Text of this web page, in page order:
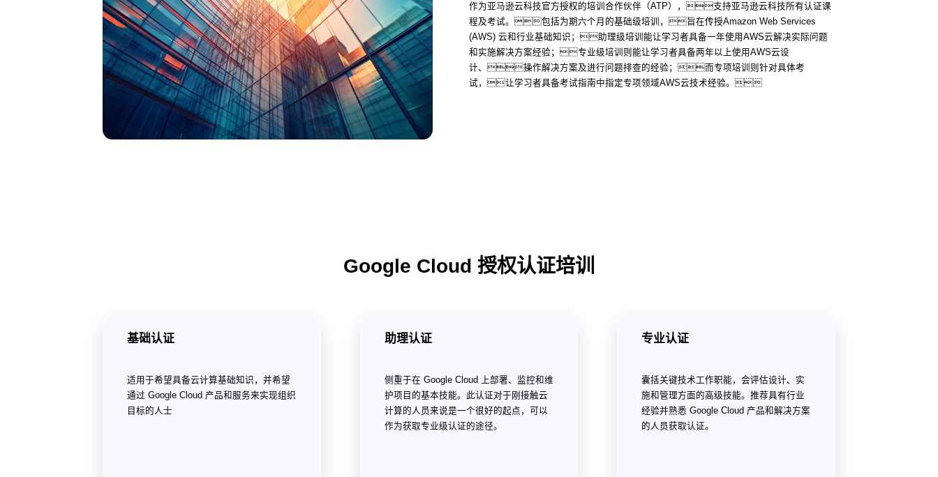
作为亚马逊云科技官方授权的培训合作伙伴（ATP），支持亚马逊云科技所有认证课
程及考试。包括为期六个月的基础级培训，旨在传授Amazon Web Services
(AWS) 云和行业基础知识；助理级培训能让学习者具备一年使用AWS云解决实际问题
和实施解决方案经验；专业级培训则能让学习者具备两年以上使用AWS云设
计、操作解决方案及进行问题排查的经验；而专项培训则针对具体考
试，让学习者具备考试指南中指定专项领域AWS云技术经验。
Google Cloud 授权认证培训
基础认证
适用于希望具备云计算基础知识，并希望
通过 Google Cloud 产品和服务来实现组织
目标的人士
助理认证
侧重于在 Google Cloud 上部署、监控和维
护项目的基本技能。此认证对于刚接触云
计算的人员来说是一个很好的起点，可以
作为获取专业级认证的途径。
专业认证
囊括关键技术工作职能，会评估设计、实
施和管理方面的高级技能。推荐具有行业
经验并熟悉 Google Cloud 产品和解决方案
的人员获取认证。